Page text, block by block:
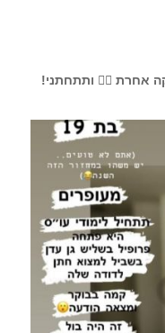
אחרת 👰‍♀️ ותתחתני!